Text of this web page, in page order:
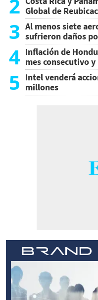
2 Global de
3 Al menos siete
sufrieron daños
4 Inflación de
mes consecutivo
5 Intel venderá
millones